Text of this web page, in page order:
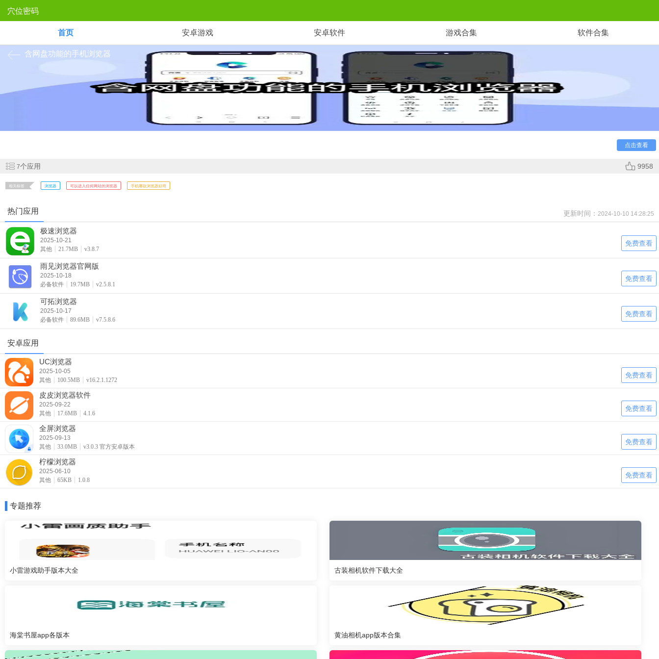
穴位密码
首页 安卓游戏 安卓软件 游戏合集 软件合集
含网盘功能的手机浏览器
点击查看
浏览器内部自带网盘功能能够帮助用户朋友们大大减轻了自己手机内存的压力，帮助你去更好的浏览网络当中的内容。这次帮助用户朋友们整理了一些含网盘功能的手机浏览器，感兴趣的朋友快来其中看看有没有你喜
7个应用 9958
相关标签 浏览器 可以进入任何网站的浏览器 手机哪款浏览器好用
热门应用 更新时间： 2024-10-10 14:28:25
极速浏览器
2025-10-21
其他
21.7MB v3.8.7
免费查看
雨见浏览器官网版
2025-10-18
必备软件
19.7MB v2.5.8.1
免费查看
可拓浏览器
2025-10-17
必备软件
89.6MB v7.5.8.6
免费查看
安卓应用
UC浏览器
2025-10-05
其他
100.5MB v16.2.1.1272
免费查看
皮皮浏览器软件
2025-09-22
其他
17.6MB 4.1.6
免费查看
全屏浏览器
2025-09-13
其他
33.0MB v3.0.3 官方安卓版本
免费查看
柠檬浏览器
2025-06-10
其他
65KB 1.0.8
免费查看
专题推荐
小雷游戏助手版本大全 古装相机软件下载大全
海棠书屋app各版本 黄油相机app版本合集